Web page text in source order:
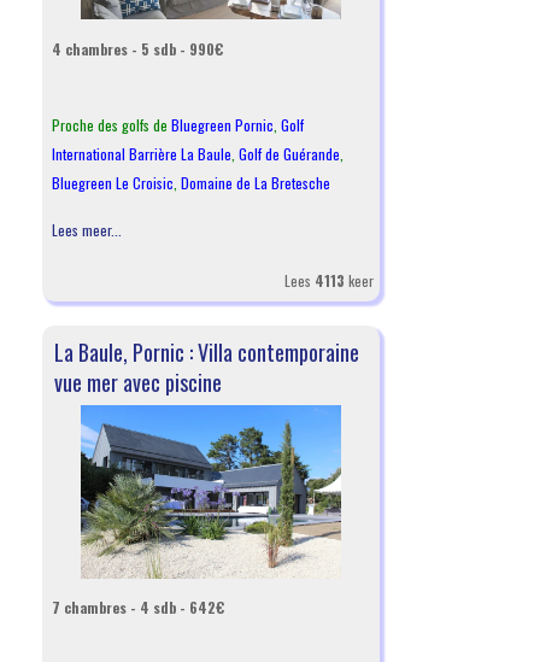
4 chambres - 5 sdb - 990€
Proche des golfs de Bluegreen Pornic Golf
International Barrière La Baule Golf de Guérande
Bluegreen Le Croisic Domaine de La Bretesche
Lees meer...
Lees 4113 keer
La Baule, Pornic : Villa contemporaine
vue mer avec piscine
7 chambres - 4 sdb - 642€